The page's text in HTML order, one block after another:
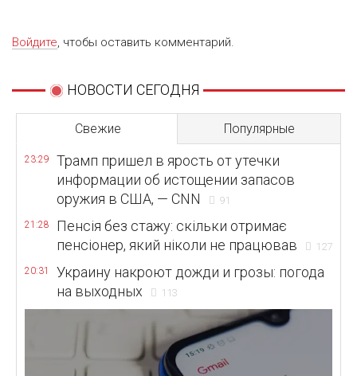
Войдите, чтобы оставить комментарий.
НОВОСТИ СЕГОДНЯ
Свежие Популярные
23:29
Трамп пришел в ярость от утечки
информации об истощении запасов
оружия в США, — CNN
91
21:28
Пенсія без стажу: скільки отримає
пенсіонер, який ніколи не працював
127
20:31
Украину накроют дожди и грозы: погода
на выходных
113